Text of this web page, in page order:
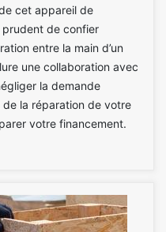
cet appareil de
prudent de confier
entre la main d’un
une collaboration avec
la demande
de la réparation de votre
votre financement.